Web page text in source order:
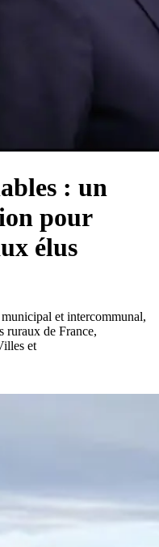
: un
pour
élus
et intercommunal,
ruraux de France,
et